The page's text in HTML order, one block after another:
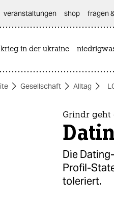
veranstaltungen shop fragen
krieg in der ukraine
Gesellschaft Alltag
Grindr geht
Die
Profil-
toleriert.